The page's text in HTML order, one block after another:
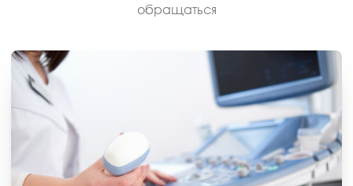
обращаться